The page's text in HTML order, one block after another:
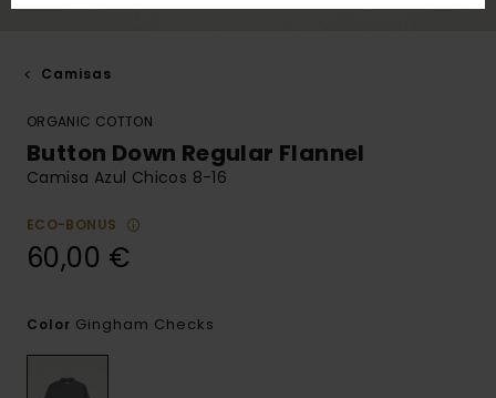
Camisas
ORGANIC COTTON
Button Down Regular Flannel
Camisa Azul Chicos 8-16
ECO-BONUS
60,00 €
Color Gingham Checks